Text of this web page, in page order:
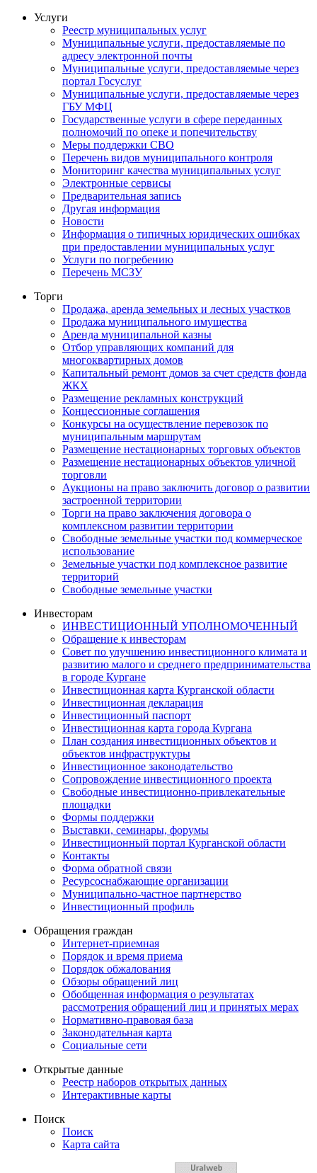
Услуги
Реестр муниципальных услуг
Муниципальные услуги, предоставляемые по
адресу электронной почты
Муниципальные услуги, предоставляемые через
портал Госуслуг
Муниципальные услуги, предоставляемые через
ГБУ МФЦ
Государственные услуги в сфере переданных
полномочий по опеке и попечительству
Меры поддержки СВО
Перечень видов муниципального контроля
Мониторинг качества муниципальных услуг
Электронные сервисы
Предварительная запись
Другая информация
Новости
Информация о типичных юридических ошибках
при предоставлении муниципальных услуг
Услуги по погребению
Перечень МСЗУ
Торги
Продажа, аренда земельных и лесных участков
Продажа муниципального имущества
Аренда муниципальной казны
Отбор управляющих компаний для
многоквартирных домов
Капитальный ремонт домов за счет средств фонда
ЖКХ
Размещение рекламных конструкций
Концессионные соглашения
Конкурсы на осуществление перевозок по
муниципальным маршрутам
Размещение нестационарных торговых объектов
Размещение нестационарных объектов уличной
торговли
Аукционы на право заключить договор о развитии
застроенной территории
Торги на право заключения договора о
комплексном развитии территории
Свободные земельные участки под коммерческое
использование
Земельные участки под комплексное развитие
территорий
Свободные земельные участки
Инвесторам
ИНВЕСТИЦИОННЫЙ УПОЛНОМОЧЕННЫЙ
Обращение к инвесторам
Совет по улучшению инвестиционного климата и
развитию малого и среднего предпринимательства
в городе Кургане
Инвестиционная карта Курганской области
Инвестиционная декларация
Инвестиционный паспорт
Инвестиционная карта города Кургана
План создания инвестиционных объектов и
объектов инфраструктуры
Инвестиционное законодательство
Сопровождение инвестиционного проекта
Свободные инвестиционно-привлекательные
площадки
Формы поддержки
Выставки, семинары, форумы
Инвестиционный портал Курганской области
Контакты
Форма обратной связи
Ресурсоснабжающие организации
Муниципально-частное партнерство
Инвестиционный профиль
Обращения граждан
Интернет-приемная
Порядок и время приема
Порядок обжалования
Обзоры обращений лиц
Обобщенная информация о результатах
рассмотрения обращений лиц и принятых мерах
Нормативно-правовая база
Законодательная карта
Социальные сети
Открытые данные
Реестр наборов открытых данных
Интерактивные карты
Поиск
Поиск
Карта сайта